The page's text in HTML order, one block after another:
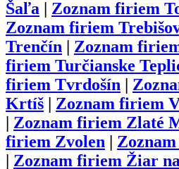
Šaľa
Zoznam firiem
Zoznam firiem
Trenčín
Zoznam
firiem Turčianske
firiem Tvrdošín
Krtíš
Zoznam firiem
Zoznam firiem Zlaté
firiem Zvolen
Zoznam firiem Žiar